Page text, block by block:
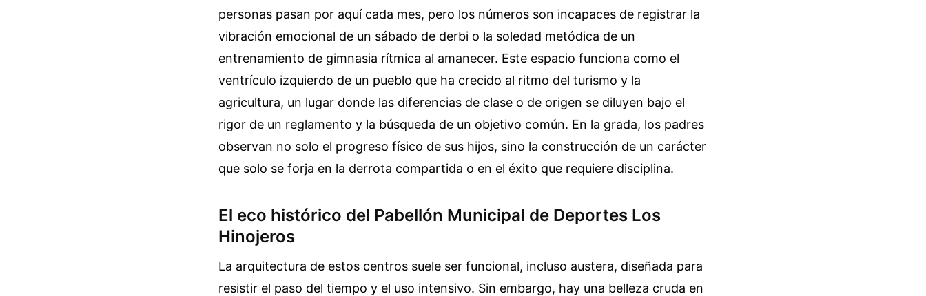
personas pasan por aquí cada mes, pero los números son incapaces de registrar la
vibración emocional de un sábado de derbi o la soledad metódica de un
entrenamiento de gimnasia rítmica al amanecer. Este espacio funciona como el
ventrículo izquierdo de un pueblo que ha crecido al ritmo del turismo y la
agricultura, un lugar donde las diferencias de clase o de origen se diluyen bajo el
rigor de un reglamento y la búsqueda de un objetivo común. En la grada, los padres
observan no solo el progreso físico de sus hijos, sino la construcción de un carácter
que solo se forja en la derrota compartida o en el éxito que requiere disciplina.
El eco histórico del Pabellón Municipal de Deportes Los
Hinojeros
La arquitectura de estos centros suele ser funcional, incluso austera, diseñada para
resistir el paso del tiempo y el uso intensivo. Sin embargo, hay una belleza cruda en